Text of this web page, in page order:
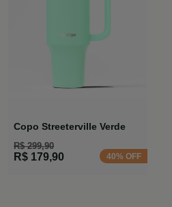
Copo Streeterville Verde
R$ 299,90
R$ 179,90 40% OFF